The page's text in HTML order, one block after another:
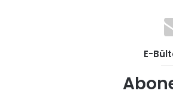
E-